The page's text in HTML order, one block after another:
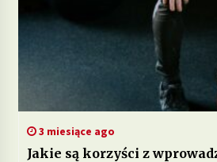
3 miesiące ago
Jakie są korzyści z